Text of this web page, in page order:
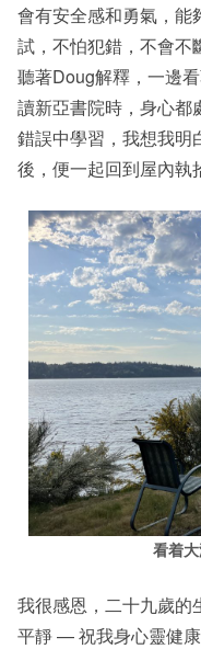
會有安全感和勇氣，能
試，不怕犯錯，不會不
聽著Doug解釋，一邊
讀新亞書院時，身心都
錯誤中學習，我想我明
後，便一起回到屋內執
看着
我很感恩，二十九歲的
平靜 — 祝我身心靈健康